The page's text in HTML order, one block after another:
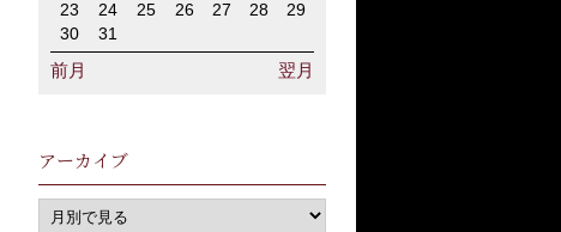
23
24 25 26 27 28
29
30
31
前月 翌月
アーカイブ